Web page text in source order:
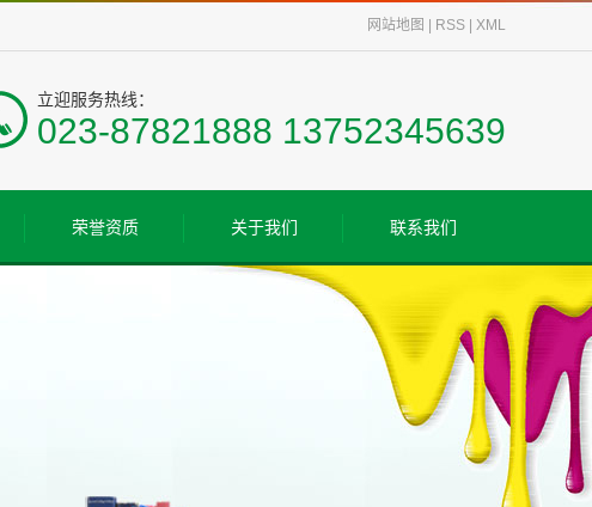
网站地图 RSS XML
立迎服务热线：
023-87821888 13752345639
荣誉资质 关于我们 联系我们